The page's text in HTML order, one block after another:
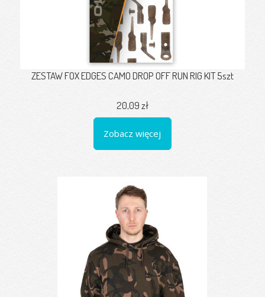
ZESTAW FOX EDGES CAMO DROP OFF RUN RIG KIT 5szt
20,09 zł
Zobacz więcej